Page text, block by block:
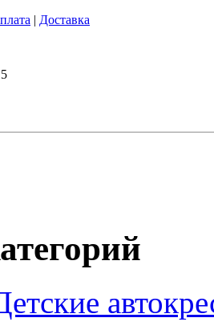
| Доставка